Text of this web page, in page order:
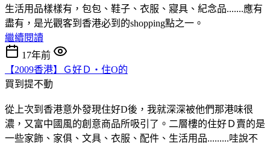
生活用品樣樣有，包包、鞋子、衣服、寢具、紀念品.......應有
盡有，是光觀客到香港必到的shopping點之一。
繼續閱讀
17年前
【2009香港】Ｇ好Ｄ‧住O的
買到提不動
從上次到香港意外發現住好D後，我就深深被他們那港味很
濃，又富中國風的創意商品所吸引了。二層樓的住好Ｄ賣的是
一些家飾、家俱、文具、衣服、配件、生活用品.........哇說不